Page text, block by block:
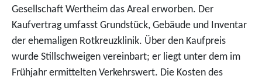
Gesellschaft Wertheim das Areal erworben. Der
Kaufvertrag umfasst Grundstück, Gebäude und Inventar
der ehemaligen Rotkreuzklinik. Über den Kaufpreis
wurde Stillschweigen vereinbart; er liegt unter dem im
Frühjahr ermittelten Verkehrswert. Die Kosten des